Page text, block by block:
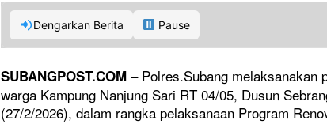
Dengarkan Berita Pause
SUBANGPOST.COM – Polres.Subang melaksanakan
warga Kampung Nanjung Sari RT 04/05, Dusun
(27/2/2026), dalam rangka pelaksanaan Program